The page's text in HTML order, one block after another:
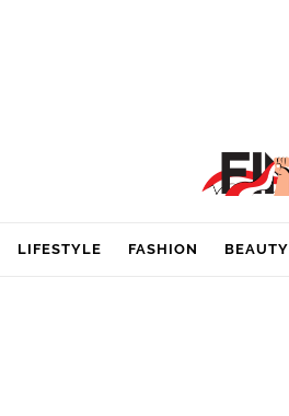
LIFESTYLE FASHION BEAUTY